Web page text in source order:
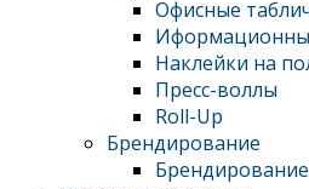
Офисные
Наклейки на
Пресс-воллы
Roll-Up
Брендирование